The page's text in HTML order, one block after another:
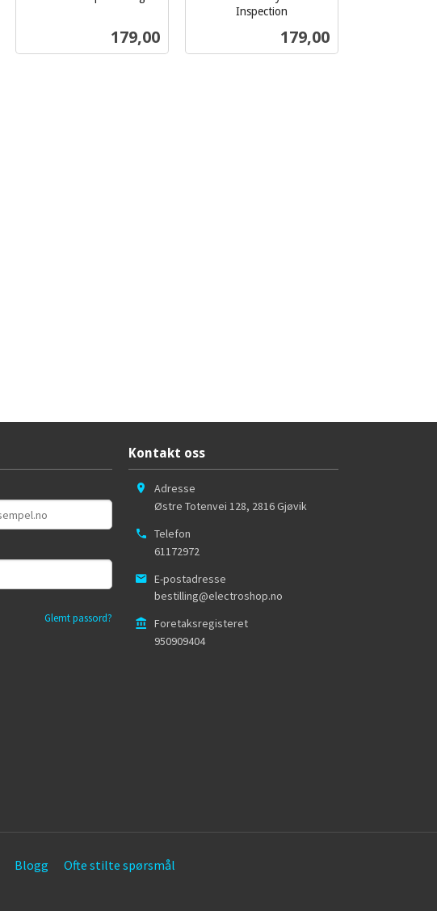
Pris
179,00
Inspection
Pris
179,00
Glemt passord?
Kontakt oss
Adresse
Østre Totenvei 128, 2816Gjøvik
Telefon
61172972
E-postadresse
bestilling@electroshop.no
Foretaksregisteret
950909404
Blogg Ofte stilte spørsmål